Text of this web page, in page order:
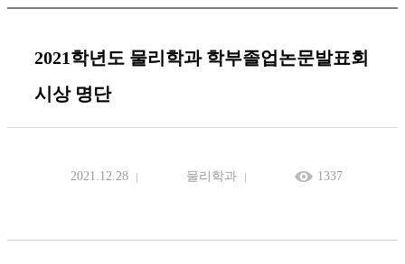
2021학년도 물리학과 학부졸업논문발표회
시상 명단
2021.12.28 물리학과 1337